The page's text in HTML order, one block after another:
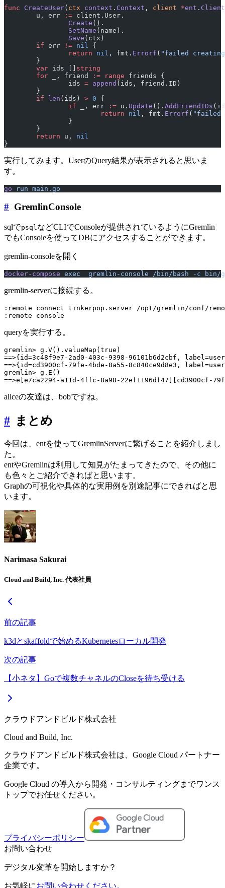
func CreateUser( ctx context . Context , client *ent . Client
	u, err
:= client.User.
		Create
().
		SetName
(name).
		Save
(ctx)
	if
err != nil
{
		return
nil , fmt. Errorf ( "failed
	}
	var
ids [] string
	for
_, friend := range friends {
		ids
= append (ids, friend.ID)
	}
	if
len (ids) > 0 {
		if
_, err := u. Update (). AddFriendIDs
			return
nil , fmt. Errorf ( "failed
		}
	}
	return
u, nil
}
実行してみます。UserのQuery結果が表示されると思いま
す。
go run main.go
# GremlinConsole
sqlでpsqlなどCLIでConsoleが提供されているようにGremlin
でもConsoleを使ってDBにアクセスすることができます。
gremlin-consoleを開く
docker-compose exec
  gremlin-console
/bin/bash -c bin/
gremlin-serverに接続する。
:remote connect tinkerpop.server /opt/gremlin/conf/
queryを実行する。
gremlin> g.V().valueMap(true)
==>{id=3c48f9e7-2ad0-403c-9398-96101b6d2cbf,
==>{id=cd3900cf-79fe-4bde-8a55-8c840ce9d8e3,
gremlin> g.E()
aliceの友達は、bobですね。
# まとめ
今回は、entを使ってGremlinServerに繋げることを紹介しまし
た。
entやGremlinは利用して知見がたまってきたので、その他に
も色々とご紹介できればと思います。
Graphの可視化や具体的な実用例を別途記事にできればと思
います。
Narimasa Sakurai
Cloud and Build, Inc. 代表社員
前の記事
k3dとskaffoldで始めるKubernetesローカル開発
次の記事
【小ネタ】Goで複数チャネルのCloseを待ち受ける
クラウドアンドビルド株式会社
Cloud and Build, Inc.
クラウドアンドビルド株式会社は、Google Cloud パートナー
企業です。
Google Cloud の導入から開発・コンサルティングまでワンス
トップでお任せください。
プライバシーポリシー
お問い合わせ
デジタル変革を開始しますか？
お気軽にお問い合わせください。